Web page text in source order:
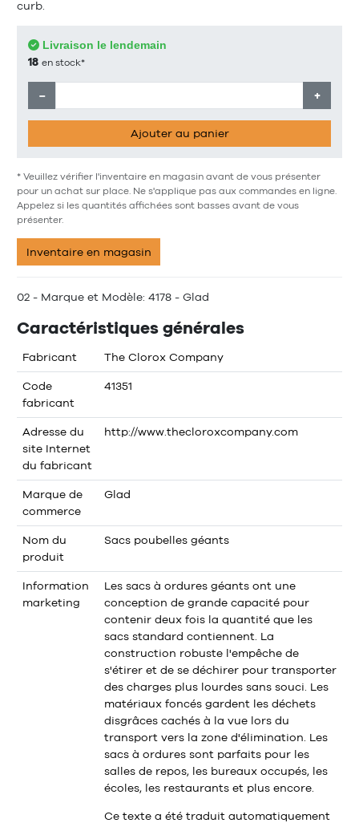
curb.
Livraison le lendemain
18 en stock*
− +
Ajouter au panier
* Veuillez vérifier l'inventaire en magasin avant de vous présenter
pour un achat sur place. Ne s'applique pas aux commandes en ligne.
Appelez si les quantités affichées sont basses avant de vous
présenter.
Inventaire en magasin
02 - Marque et Modèle: 4178 - Glad
Caractéristiques générales
Fabricant The Clorox Company
Code
fabricant
41351
Adresse du
site Internet
du fabricant
http://www.thecloroxcompany.com
Marque de
commerce
Glad
Nom du
produit
Sacs poubelles géants
Information
marketing
Les sacs à ordures géants ont une
conception de grande capacité pour
contenir deux fois la quantité que les
sacs standard contiennent. La
construction robuste l'empêche de
s'étirer et de se déchirer pour transporter
des charges plus lourdes sans souci. Les
matériaux foncés gardent les déchets
disgrâces cachés à la vue lors du
transport vers la zone d'élimination. Les
sacs à ordures sont parfaits pour les
salles de repos, les bureaux occupés, les
écoles, les restaurants et plus encore.
Ce texte a été traduit automatiquement